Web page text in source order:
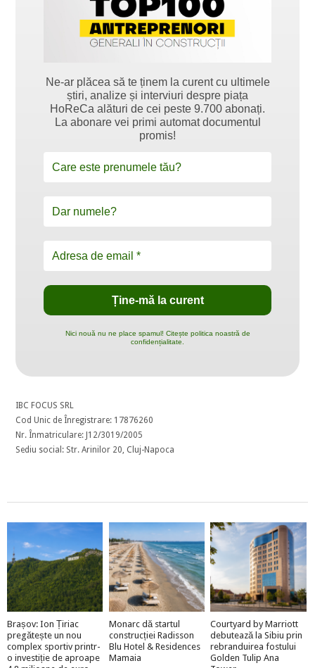
Ne-ar plăcea să te ținem la curent cu ultimele
știri, analize și interviuri despre piața
HoReCa alături de cei peste 9.700 abonați.
La abonare vei primi automat documentul
promis!
Nici nouă nu ne place spamul! Citește politica noastră de
confidențialitate.
IBC FOCUS SRL
Cod Unic de Înregistrare: 17876260
Nr. Înmatriculare: J12/3019/2005
Sediu social: Str. Arinilor 20, Cluj-Napoca
Brașov: Ion Țiriac
pregătește un nou
complex sportiv printr-
o investiție de aproape
Monarc dă startul
construcției Radisson
Blu Hotel & Residences
Mamaia
Courtyard by Marriott
debutează la Sibiu prin
rebranduirea fostului
Golden Tulip Ana